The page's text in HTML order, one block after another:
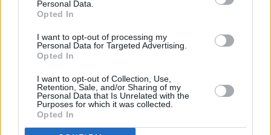
Personal Data.
Opted In
I want to opt-out of processing my
Personal Data for Targeted Advertising.
Opted In
I want to opt-out of Collection, Use,
Retention, Sale, and/or Sharing of my
Personal Data that Is Unrelated with the
Purposes for which it was collected.
Opted In